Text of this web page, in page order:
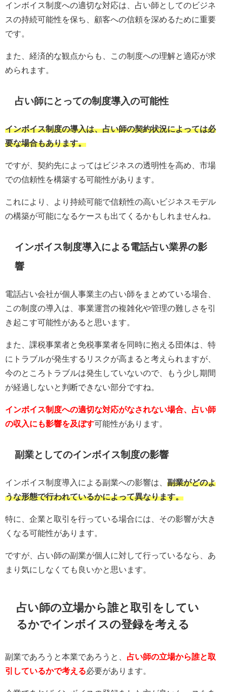
インボイス制度への適切な対応は、占い師としてのビジネ
スの持続可能性を保ち、顧客への信頼を深めるために重要
です。
また、経済的な観点からも、この制度への理解と適応が求
められます。
占い師にとっての制度導入の可能性
インボイス制度の導入は、占い師の契約状況によっては必
要な場合もあります。
ですが、契約先によってはビジネスの透明性を高め、市場
での信頼性を構築する可能性があります。
これにより、より持続可能で信頼性の高いビジネスモデル
の構築が可能になるケースも出てくるかもしれませんね。
インボイス制度導入による電話占い業界の影
響
電話占い会社が個人事業主の占い師をまとめている場合、
この制度の導入は、事業運営の複雑化や管理の難しさを引
き起こす可能性があると思います。
また、課税事業者と免税事業者を同時に抱える団体は、特
にトラブルが発生するリスクが高まると考えられますが、
今のところトラブルは発生していないので、もう少し期間
が経過しないと判断できない部分ですね。
インボイス制度への適切な対応がなされない場合、占い師
の収入にも影響を及ぼす可能性があります。
副業としてのインボイス制度の影響
インボイス制度導入による副業への影響は、 副業がどのよ
うな形態で行われているかによって異なります。
特に、企業と取引を行っている場合には、その影響が大き
くなる可能性があります。
ですが、占い師の副業が個人に対して行っているなら、あ
まり気にしなくても良いかと思います。
占い師の立場から誰と取引をしてい
るかでインボイスの登録を考える
副業であろうと本業であろうと、 占い師の立場から誰と取
引しているかで考える必要があります。